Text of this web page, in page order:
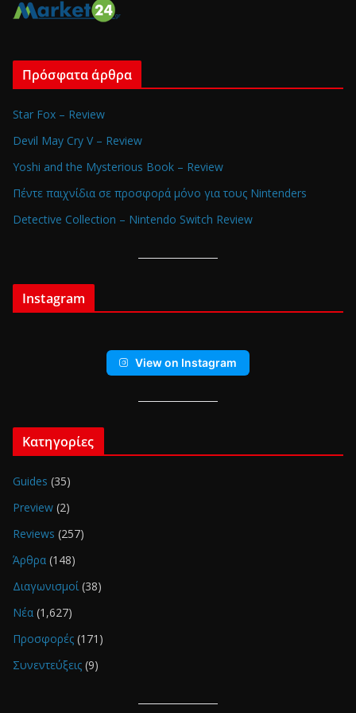
Πρόσφατα άρθρα
Star Fox – Review
Devil May Cry V – Review
Yoshi and the Mysterious Book – Review
Πέντε παιχνίδια σε προσφορά μόνο για τους Nintenders
Detective Collection – Nintendo Switch Review
Instagram
View on Instagram
Κατηγορίες
Guides (35)
Preview (2)
Reviews (257)
Άρθρα (148)
Διαγωνισμοί (38)
Νέα (1,627)
Προσφορές (171)
Συνεντεύξεις (9)